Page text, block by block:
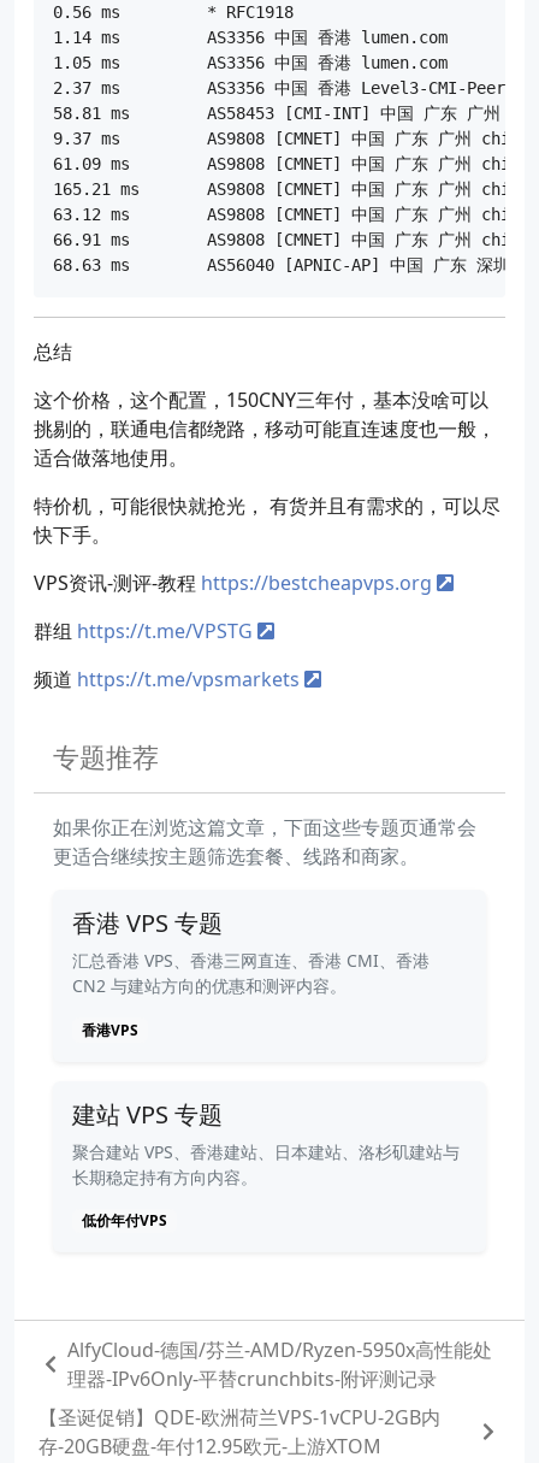
0.56 ms 	* RFC1918
1.14 ms 	AS3356 中国 香港 lumen.com
1.05 ms 	AS3356 中国 香港 lumen.com
2.37 ms 	AS3356 中国 香港 Level3-CMI-Peer lumen.com
58.81 ms 	AS58453 [CMI-INT] 中国 广东 广州 X-I cmi.chinamobile.com 移动
9.37 ms 	AS9808 [CMNET] 中国 广东 广州 chinamobileltd.com 移动
61.09 ms 	AS9808 [CMNET] 中国 广东 广州 chinamobileltd.com 移动
165.21 ms 	AS9808 [CMNET] 中国 广东 广州 chinamobileltd.com 移动
63.12 ms 	AS9808 [CMNET] 中国 广东 广州 chinamobileltd.com 移动
66.91 ms 	AS9808 [CMNET] 中国 广东 广州 chinamobileltd.com 移动
总结
这个价格，这个配置，150CNY三年付，基本没啥可以
挑剔的，联通电信都绕路，移动可能直连速度也一般，
适合做落地使用。
特价机，可能很快就抢光， 有货并且有需求的，可以尽
快下手。
VPS资讯-测评-教程 https://bestcheapvps.org
群组 https://t.me/VPSTG
频道 https://t.me/vpsmarkets
专题推荐
如果你正在浏览这篇文章，下面这些专题页通常会
更适合继续按主题筛选套餐、线路和商家。
香港 VPS 专题
汇总香港 VPS、香港三网直连、香港 CMI、香港
CN2 与建站方向的优惠和测评内容。
香港VPS
建站 VPS 专题
聚合建站 VPS、香港建站、日本建站、洛杉矶建站与
长期稳定持有方向内容。
低价年付VPS
AlfyCloud-德国/芬兰-AMD/Ryzen-5950x高性能处
理器-IPv6Only-平替crunchbits-附评测记录
【圣诞促销】QDE-欧洲荷兰VPS-1vCPU-2GB内
存-20GB硬盘-年付12.95欧元-上游XTOM